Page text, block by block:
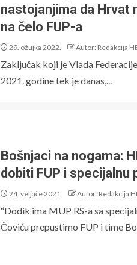
nastojanjima da Hrvat
na čelo FUP-a
29. ožujka 2022. Autor: Redakcija
Zaključak koji je Vlada
2021. godine tek je danas,...
Bošnjaci na nogama:
dobiti FUP i specijalnu
24. veljače 2021. Autor: Redakcija
“Dodik ima MUP RS-a sa
Čoviću prepustimo FUP i time